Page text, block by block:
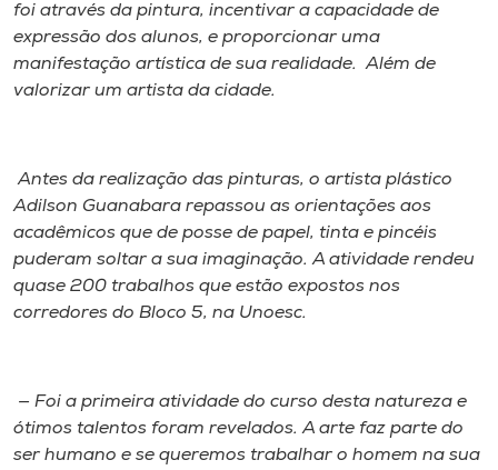
A-
foi através da pintura, incentivar a capacidade de
expressão dos alunos, e proporcionar uma
manifestação artística de sua realidade. Além de
valorizar um artista da cidade.
Antes da realização das pinturas, o artista plástico
Adilson Guanabara repassou as orientações aos
acadêmicos que de posse de papel, tinta e pincéis
puderam soltar a sua imaginação. A atividade rendeu
quase 200 trabalhos que estão expostos nos
corredores do Bloco 5, na Unoesc.
— Foi a primeira atividade do curso desta natureza e
ótimos talentos foram revelados. A arte faz parte do
ser humano e se queremos trabalhar o homem na sua